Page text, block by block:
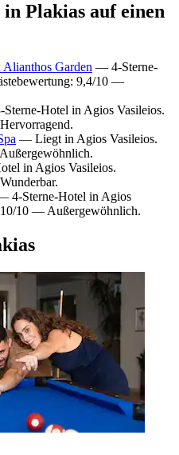
Plakias auf einen
Alianthos Garden — 4-Sterne-
9,4/10 —
Hotel in Agios Vasileios.
— Liegt in Agios Vasileios.
in Agios Vasileios.
4-Sterne-Hotel in Agios
10/10 — Außergewöhnlich.